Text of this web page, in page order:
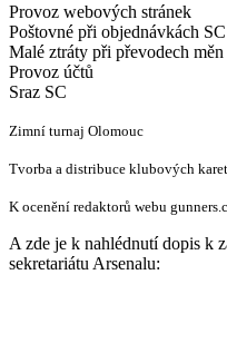
Provoz webových stránek
Poštovné při objednávkách SC
Malé ztráty při převodech
Provoz účtů
Sraz SC
Zimní turnaj Olomouc
Tvorba a distribuce klubových karet
K ocenění redaktorů webu
A zde je k nahlédnutí dopis k
sekretariátu Arsenalu: